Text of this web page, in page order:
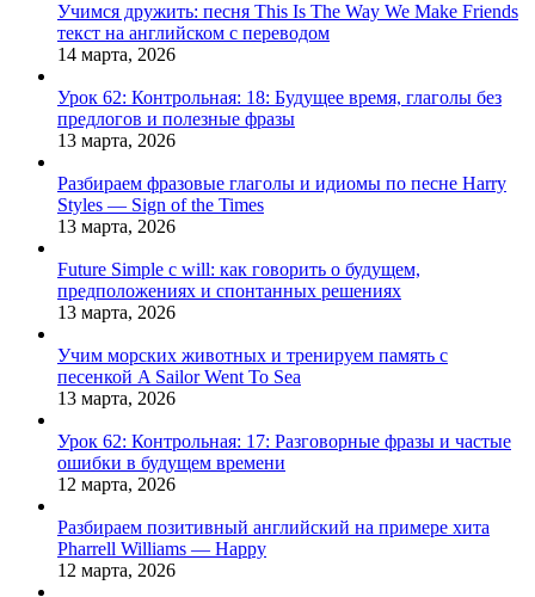
Учимся дружить: песня This Is The Way We Make Friends
текст на английском с переводом
14 марта, 2026
Урок 62: Контрольная: 18: Будущее время, глаголы без
предлогов и полезные фразы
13 марта, 2026
Разбираем фразовые глаголы и идиомы по песне Harry
Styles — Sign of the Times
13 марта, 2026
Future Simple с will: как говорить о будущем,
предположениях и спонтанных решениях
13 марта, 2026
Учим морских животных и тренируем память с
песенкой A Sailor Went To Sea
13 марта, 2026
Урок 62: Контрольная: 17: Разговорные фразы и частые
ошибки в будущем времени
12 марта, 2026
Разбираем позитивный английский на примере хита
Pharrell Williams — Happy
12 марта, 2026